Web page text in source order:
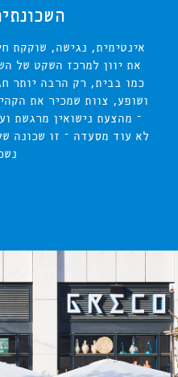
אינטימית, נגישה, שוקקת
את יוון למרכז השקט של
כמו בבית, רק הרבה יותר
ושופע, צוות שמכיר את
– מהצעת נישואין מרגשת
לא עוד מסעדה – זו שכונה